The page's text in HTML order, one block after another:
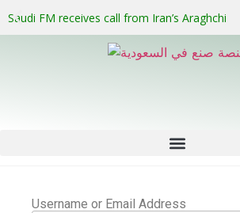
Saudi FM receives call from Iran’s Araghchi
Username or Email Address